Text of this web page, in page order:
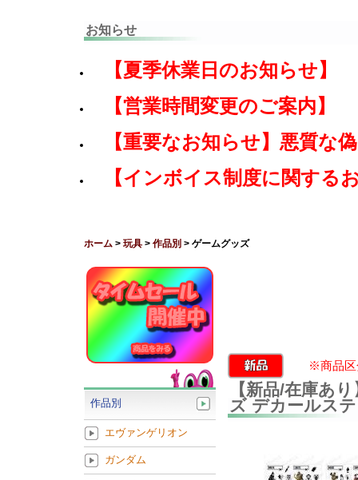
お知らせ
【夏季休業日のお知らせ】
【営業時間変更のご案内】
【重要なお知らせ】悪質な
【インボイス制度に関する
ホーム > 玩具 > 作品別 > ゲームグッズ
※商品区
【新品/在庫あ
ズ デカールス
作品別
エヴァンゲリオン
ガンダム